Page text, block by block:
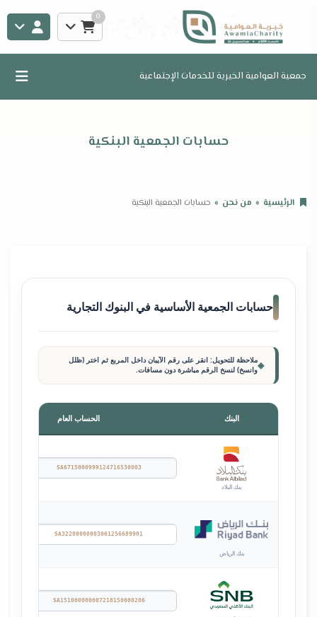
0
جمعية العوامية الخيرية للخدمات الإجتماعية
حسابات الجمعية البنكية
الرئيسية من نحن حسابات الجمعية البنكية
حسابات الجمعية الأساسية في البنوك التجارية
◈ملاحظة للتحويل: انقر على رقم الآيبان داخل المربع ثم اختر(ظلل
وانسخ) لنسخ الرقم مباشرة دون مسافات.
البنك الحساب العام
بنك البلاد
بنك الرياض